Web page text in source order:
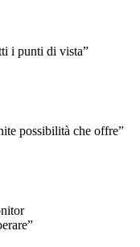
i punti di vista”
possibilità che offre”